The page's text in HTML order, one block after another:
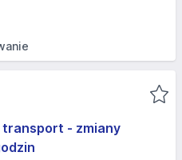
transport - zmiany